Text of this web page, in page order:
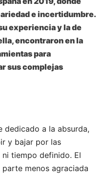
e incertidumbre.
experiencia y la de
encontraron en la
para
sus complejas
dedicado a la absurda,
y bajar por las
ni tiempo definido. El
menos agraciada